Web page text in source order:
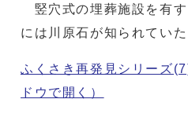
竪穴式の埋葬施設を有
には川原石が知られてい
ふくさき再発見シリーズ
ドウで開く）